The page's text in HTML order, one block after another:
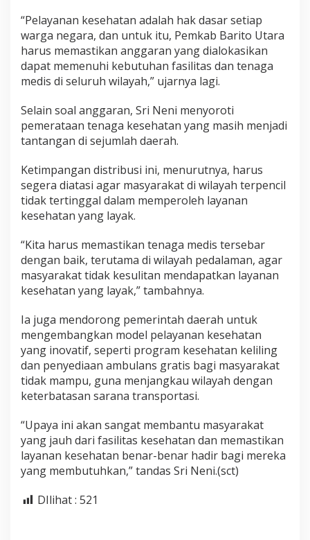
“Pelayanan kesehatan adalah hak dasar setiap
warga negara, dan untuk itu, Pemkab Barito Utara
harus memastikan anggaran yang dialokasikan
dapat memenuhi kebutuhan fasilitas dan tenaga
medis di seluruh wilayah,” ujarnya lagi.
Selain soal anggaran, Sri Neni menyoroti
pemerataan tenaga kesehatan yang masih menjadi
tantangan di sejumlah daerah.
Ketimpangan distribusi ini, menurutnya, harus
segera diatasi agar masyarakat di wilayah terpencil
tidak tertinggal dalam memperoleh layanan
kesehatan yang layak.
“Kita harus memastikan tenaga medis tersebar
dengan baik, terutama di wilayah pedalaman, agar
masyarakat tidak kesulitan mendapatkan layanan
kesehatan yang layak,” tambahnya.
Ia juga mendorong pemerintah daerah untuk
mengembangkan model pelayanan kesehatan
yang inovatif, seperti program kesehatan keliling
dan penyediaan ambulans gratis bagi masyarakat
tidak mampu, guna menjangkau wilayah dengan
keterbatasan sarana transportasi.
“Upaya ini akan sangat membantu masyarakat
yang jauh dari fasilitas kesehatan dan memastikan
layanan kesehatan benar-benar hadir bagi mereka
yang membutuhkan,” tandas Sri Neni.(sct)
DIlihat : 521